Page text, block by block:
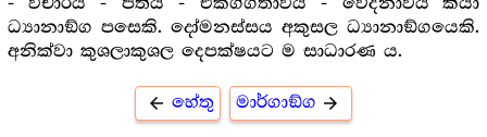
ධ්‍යානාඞ්ග පසෙකි. දෝමනස්සය අකුසල ධ්‍යානාඞ්ගයෙකි.
අනික්වා කුශලාකුශල දෙපක්ෂයට ම සාධාරණ ය.
arrow_back හේතු මාර්ගාඞ්ග arrow_forward